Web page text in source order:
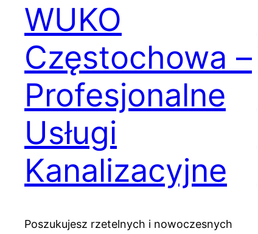
WUKO
Częstochowa –
Profesjonalne
Usługi
Kanalizacyjne
Poszukujesz rzetelnych i nowoczesnych